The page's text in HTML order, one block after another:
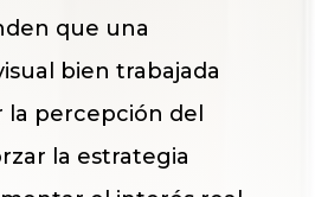
que una
bien trabajada
percepción del
la estrategia